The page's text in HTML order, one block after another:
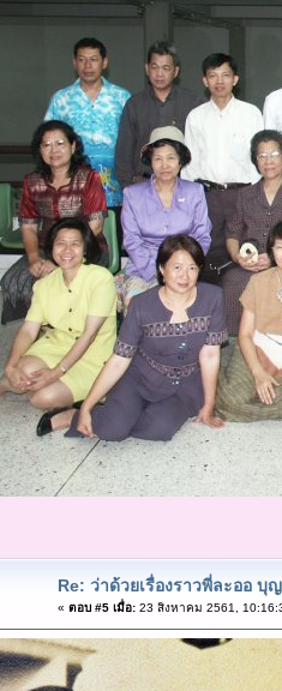
Re: ว่าด้วยเรื่องราวพี่ละออ บุ
« ตอบ #5 เมื่อ:23 สิงหาคม 2561,